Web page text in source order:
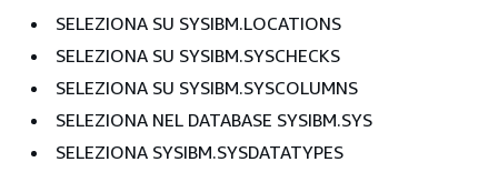
SELEZIONA SU SYSIBM.LOCATIONS
SELEZIONA SU SYSIBM.SYSCHECKS
SELEZIONA SU SYSIBM.SYSCOLUMNS
SELEZIONA NEL DATABASE SYSIBM.SYS
SELEZIONA SYSIBM.SYSDATATYPES